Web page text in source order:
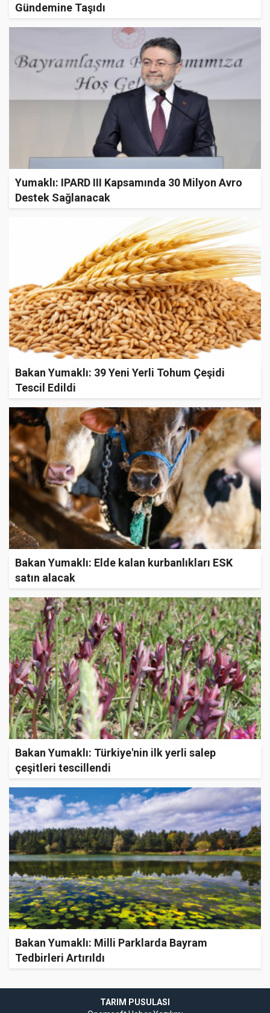
Gündemine Taşıdı
Yumaklı: IPARD III Kapsamında 30 Milyon Avro
Destek Sağlanacak
Bakan Yumaklı: 39 Yeni Yerli Tohum Çeşidi
Tescil Edildi
Bakan Yumaklı: Elde kalan kurbanlıkları ESK
satın alacak
Bakan Yumaklı: Türkiye'nin ilk yerli salep
çeşitleri tescillendi
Bakan Yumaklı: Milli Parklarda Bayram
Tedbirleri Artırıldı
TARIM PUSULASI